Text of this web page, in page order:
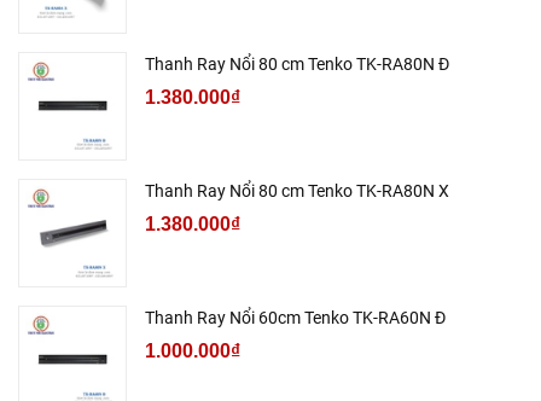
Thanh Ray Nổi 80 cm Tenko TK-RA80N Đ
1.380.000₫
Thanh Ray Nổi 80 cm Tenko TK-RA80N X
1.380.000₫
Thanh Ray Nổi 60cm Tenko TK-RA60N Đ
1.000.000₫